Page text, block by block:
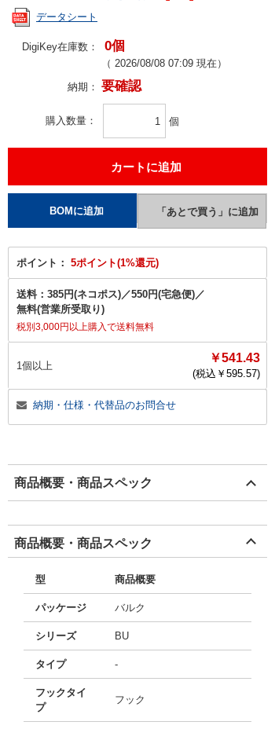
データシート
DigiKey在庫数： 0個
（ 2026/08/08 07:09 現在）
納期： 要確認
購入数量 個
ポイント： 5ポイント(1%還元)
送料： 385円(ネコポス)／550円(宅急便)／
無料(営業所受取り)
税別3,000円以上購入で送料無料
1個以上
￥541.43
(税込￥ 595.57)
納期・仕様・代替品のお問合せ
商品概要・商品スペック
商品概要・商品スペック
型 商品概要
パッケージ バルク
シリーズ BU
タイプ -
フックタイ
プ
フック